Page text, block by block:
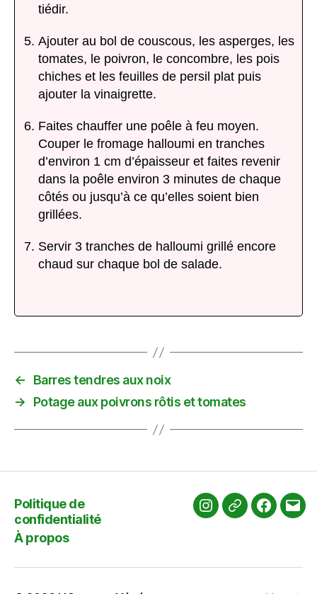
tiédir.
Ajouter au bol de couscous, les asperges, les
tomates, le poivron, le concombre, les pois
chiches et les feuilles de persil plat puis
ajouter la vinaigrette.
Faites chauffer une poêle à feu moyen.
Couper le fromage halloumi en tranches
d’environ 1 cm d’épaisseur et faites revenir
dans la poêle environ 3 minutes de chaque
côtés ou jusqu’à ce qu’elles soient bien
grillées.
Servir 3 tranches de halloumi grillé encore
chaud sur chaque bol de salade.
←
Barres tendres aux noix
→
Potage aux poivrons rôtis et tomates
Politique de
confidentialité
À propos
Instagram
Pinterest